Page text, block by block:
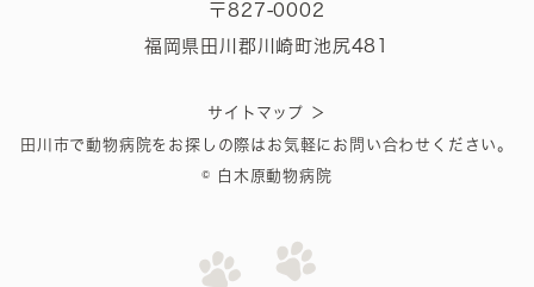
〒827-0002
福岡県田川郡川崎町池尻481
サイトマップ ＞
田川市で動物病院をお探しの際はお気軽にお問い合わせください。
© 白木原動物病院